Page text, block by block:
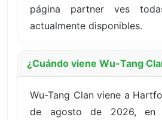
página partner ves
actualmente disponibles.
¿Cuándo viene Wu-Tang
Wu-Tang Clan viene a
de agosto de 2026, en